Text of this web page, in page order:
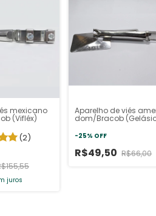
mexicano
(Vifléx)
(2)
juros
Aparelho de viés
dom/Bracob
-25% OFF
R$49,50 R$66,00